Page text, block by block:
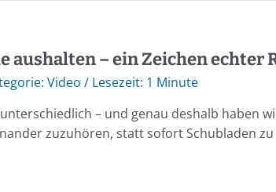
aushalten – ein Zeichen echter
Video /
1 Minute
– und genau deshalb haben
zuzuhören, statt sofort Schubladen